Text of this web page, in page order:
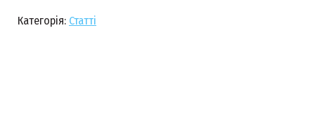
Категорія: Статті